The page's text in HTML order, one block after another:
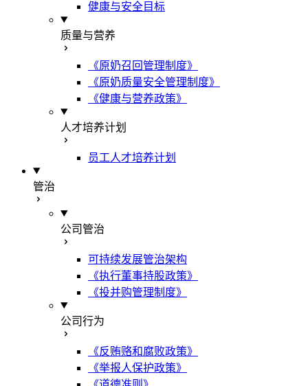
健康与安全目标
质量与营养
《原奶召回管理制度》
《原奶质量安全管理制度》
《健康与营养政策》
人才培养计划
员工人才培养计划
管治
公司管治
可持续发展管治架构
《执行董事持股政策》
《投并购管理制度》
公司行为
《反贿赂和腐败政策》
《举报人保护政策》